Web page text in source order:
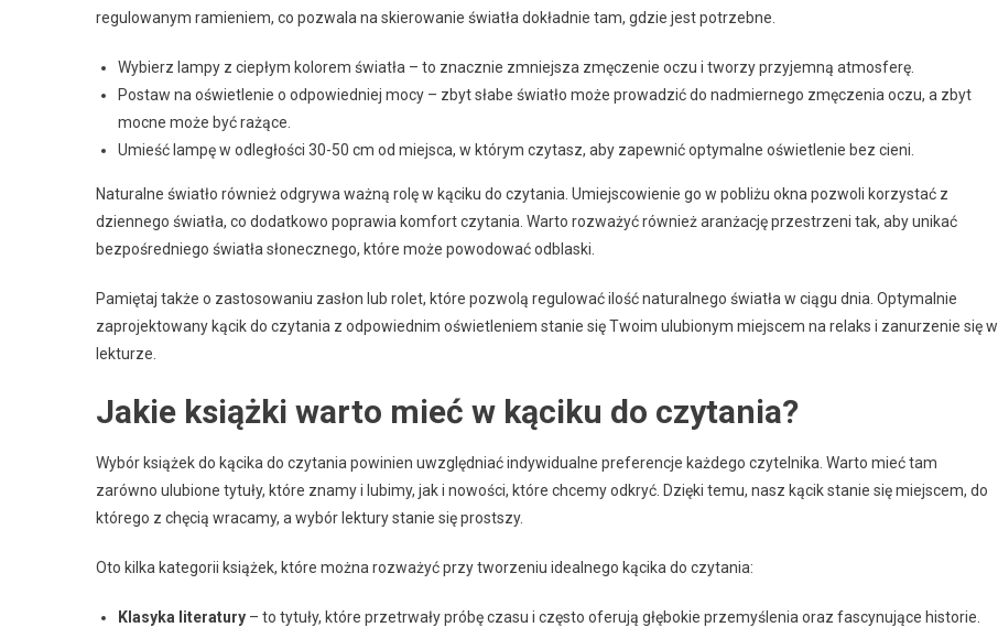
regulowanym ramieniem, co pozwala na skierowanie światła dokładnie tam, gdzie jest potrzebne.
Wybierz lampy z ciepłym kolorem światła – to znacznie zmniejsza zmęczenie oczu i tworzy przyjemną atmosferę.
Postaw na oświetlenie o odpowiedniej mocy – zbyt słabe światło może prowadzić do nadmiernego zmęczenia oczu, a zbyt
mocne może być rażące.
Umieść lampę w odległości 30-50 cm od miejsca, w którym czytasz, aby zapewnić optymalne oświetlenie bez cieni.
Naturalne światło również odgrywa ważną rolę w kąciku do czytania. Umiejscowienie go w pobliżu okna pozwoli korzystać z
dziennego światła, co dodatkowo poprawia komfort czytania. Warto rozważyć również aranżację przestrzeni tak, aby unikać
bezpośredniego światła słonecznego, które może powodować odblaski.
Pamiętaj także o zastosowaniu zasłon lub rolet, które pozwolą regulować ilość naturalnego światła w ciągu dnia. Optymalnie
zaprojektowany kącik do czytania z odpowiednim oświetleniem stanie się Twoim ulubionym miejscem na relaks i zanurzenie się w
lekturze.
Jakie książki warto mieć w kąciku do czytania?
Wybór książek do kącika do czytania powinien uwzględniać indywidualne preferencje każdego czytelnika. Warto mieć tam
zarówno ulubione tytuły, które znamy i lubimy, jak i nowości, które chcemy odkryć. Dzięki temu, nasz kącik stanie się miejscem, do
którego z chęcią wracamy, a wybór lektury stanie się prostszy.
Oto kilka kategorii książek, które można rozważyć przy tworzeniu idealnego kącika do czytania:
Klasyka literatury – to tytuły, które przetrwały próbę czasu i często oferują głębokie przemyślenia oraz fascynujące historie.